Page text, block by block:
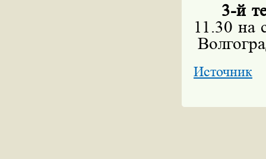
3-й
11.30 на
Источник